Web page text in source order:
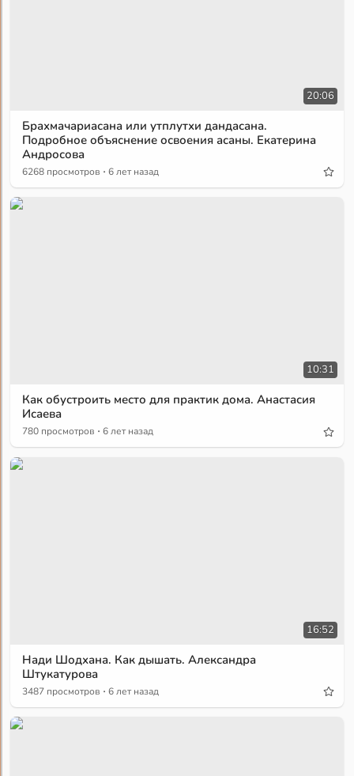
20:06
Брахмачариасана или утплутхи дандасана.
Подробное объяснение освоения асаны. Екатерина
Андросова
6268 просмотров · 6 лет назад
10:31
Как обустроить место для практик дома. Анастасия
Исаева
780 просмотров · 6 лет назад
16:52
Нади Шодхана. Как дышать. Александра
Штукатурова
3487 просмотров · 6 лет назад